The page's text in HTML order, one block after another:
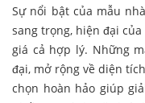
Sự nổi bật của mẫu
sang trọng, hiện đại
giá cả hợp lý. Những
đại, mở rộng về diện
chọn hoàn hảo giúp